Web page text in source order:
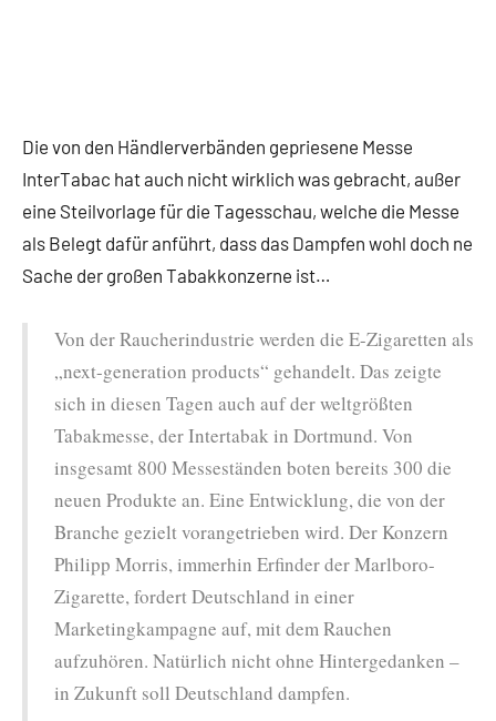
Die von den Händlerverbänden gepriesene Messe
InterTabac hat auch nicht wirklich was gebracht, außer
eine Steilvorlage für die Tagesschau, welche die Messe
als Belegt dafür anführt, dass das Dampfen wohl doch ne
Sache der großen Tabakkonzerne ist…
Von der Raucherindustrie werden die E-Zigaretten als
„next-generation products“ gehandelt. Das zeigte
sich in diesen Tagen auch auf der weltgrößten
Tabakmesse, der Intertabak in Dortmund. Von
insgesamt 800 Messeständen boten bereits 300 die
neuen Produkte an. Eine Entwicklung, die von der
Branche gezielt vorangetrieben wird. Der Konzern
Philipp Morris, immerhin Erfinder der Marlboro-
Zigarette, fordert Deutschland in einer
Marketingkampagne auf, mit dem Rauchen
aufzuhören. Natürlich nicht ohne Hintergedanken –
in Zukunft soll Deutschland dampfen.